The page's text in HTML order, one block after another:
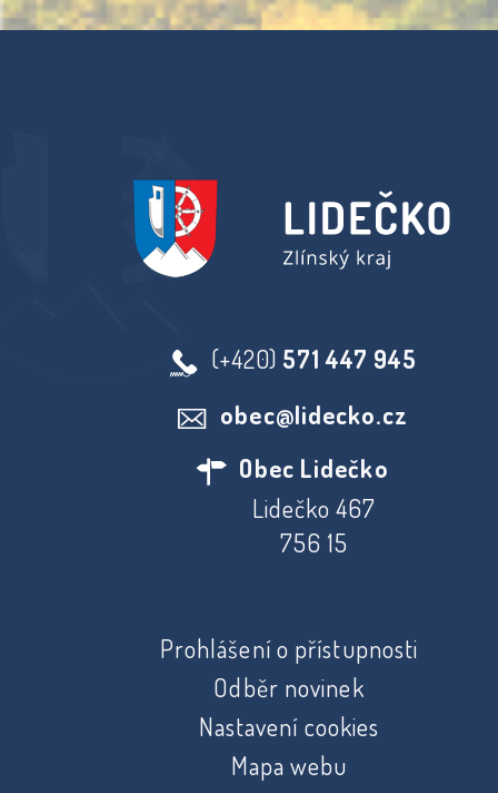
(+420) 571 447 945
obec@lidecko.cz
Obec Lidečko
Lidečko 467
756 15
Prohlášení o přístupnosti
Odběr novinek
Nastavení cookies
Mapa webu